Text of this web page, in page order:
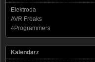
Elektroda
AVR Freaks
4Programmers
Kalendarz